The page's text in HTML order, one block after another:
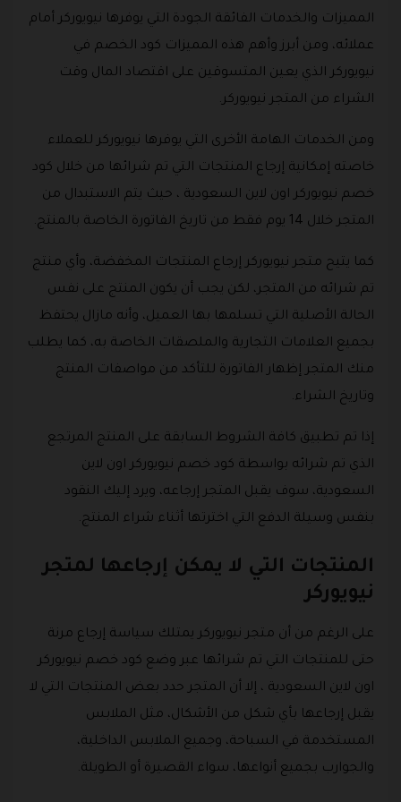
المميزات والخدمات الفائقة الجودة التي يوفرها نيويوركر أمام
عملائه، ومن أبرز وأهم هذه المميزات كود الخصم في
نيويوركر الذي يعين المتسوقين على اقتصاد المال وقت
الشراء من المتجر نيويوركر.
ومن الخدمات الهامة الأخرى التي يوفرها نيويوركر للعملاء
خاصته إمكانية إرجاع المنتجات التي تم شرائها من خلال كود
خصم نيويوركر اون لاين السعودية ، حيث يتم الاستبدال من
المتجر خلال 14 يوم فقط من تاريخ الفاتورة الخاصة بالمنتج.
كما يتيح متجر نيويوركر إرجاع المنتجات المخفضة، وأي منتج
تم شرائه من المتجر، لكن يجب أن يكون المنتج على نفس
الحالة الأصلية التي تسلمها بها العميل، وأنه مازال يحتفظ
بجميع العلامات التجارية والملصقات الخاصة به، كما يطلب
منك المتجر إظهار الفاتورة للتأكد من مواصفات المنتج
وتاريخ الشراء.
إذا تم تطبيق كافة الشروط السابقة على المنتج المرتجع
الذي تم شرائه بواسطة كود خصم نيويوركر اون لاين
السعودية، سوف يقبل المتجر إرجاعه، ويرد إليك النقود
بنفس وسيلة الدفع التي اخترتها أثناء شراء المنتج.
المنتجات التي لا يمكن إرجاعها لمتجر
نيويوركر
على الرغم من أن متجر نيويوركر يمتلك سياسة إرجاع مرنة
حتى للمنتجات التي تم شرائها عبر وضع كود خصم نيويوركر
اون لاين السعودية ، إلا أن المتجر حدد بعض المنتجات التي لا
يقبل إرجاعها بأي شكل من الأشكال، مثل الملابس
المستخدمة في السباحة، وجميع الملابس الداخلية،
والجوارب بجميع أنواعها، سواء القصيرة أو الطويلة.